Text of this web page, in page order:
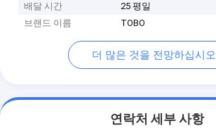
배달 시간
25 평일
브랜드 이름
TOBO
더 많은 것을 전망하십시오
연락처 세부 사항